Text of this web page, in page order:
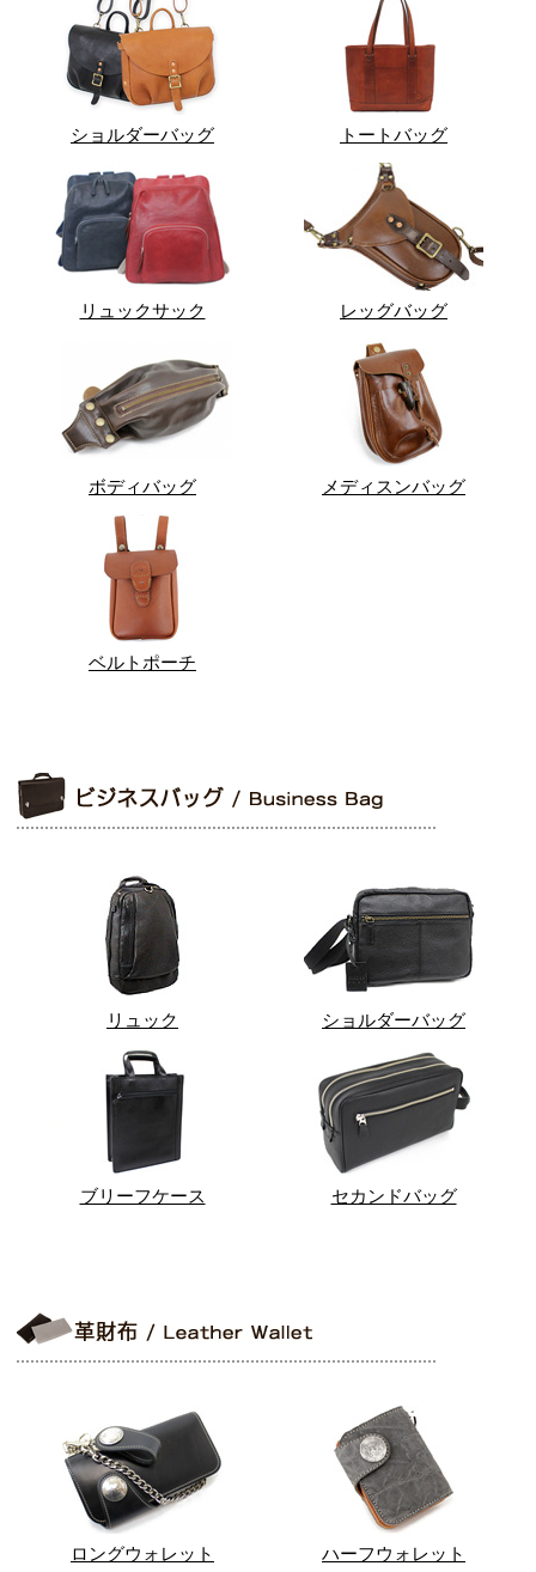
ショルダーバッグ トートバッグ
リュックサック レッグバッグ
ボディバッグ メディスンバッグ
ベルトポーチ
リュック ショルダーバッグ
ブリーフケース セカンドバッグ
ロングウォレット ハーフウォレット